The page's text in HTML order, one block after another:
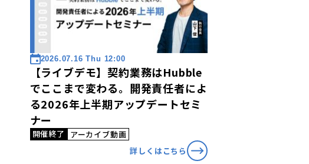
2026.07.16 Thu 12:00
【ライブデモ】契約業務はHubble
でここまで変わる。開発責任者によ
る2026年上半期アップデートセミ
ナー
開催終了
アーカイブ動画
詳しくはこちら